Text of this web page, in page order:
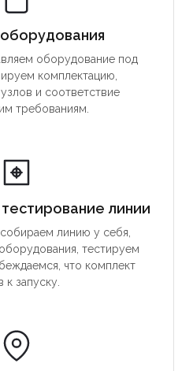
оборудование под
комплектацию,
и соответствие
требованиям.
линии
линию у себя,
тестируем
что комплект
к запуску.